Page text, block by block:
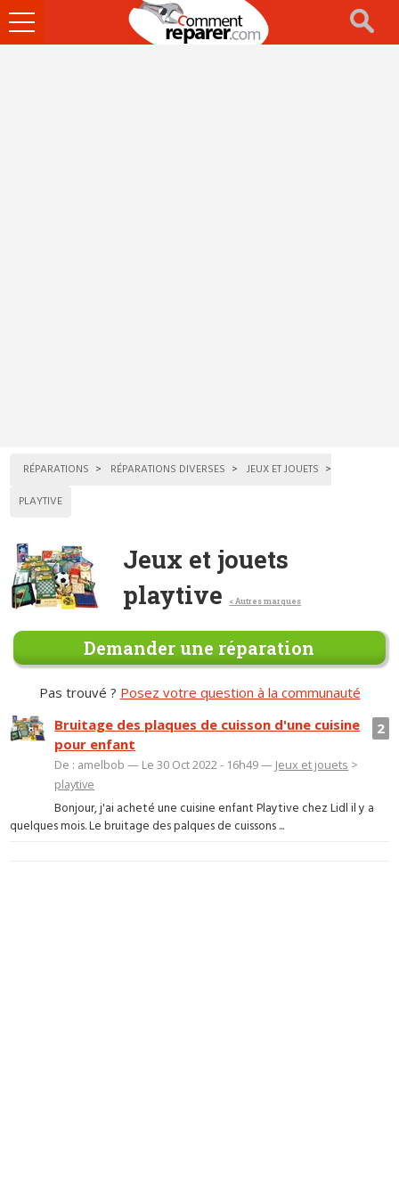
Ouvrir
le
RÉPARATIONS RÉPARATIONS DIVERSES
JEUX ET JOUETS
PLAYTIVE
Jeux et jouets
playtive
< Autres marques
Demander une réparation
Pas trouvé ? Posez votre question à la communauté
2
Bruitage des plaques de cuisson d'une cuisine
pour enfant
De : amelbob — Le 30 Oct 2022 - 16h49 — Jeux et jouets >
playtive
Bonjour, j'ai acheté une cuisine enfant Playtive chez Lidl il y a
quelques mois. Le bruitage des palques de cuissons ...